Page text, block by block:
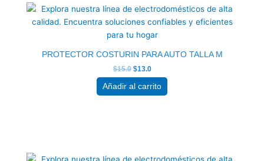
PROTECTOR COSTURIN PARA AUTO TALLA M
$15.0
original
era:
$15.0.
$13.0
actual
es:
$13.0.
Añadir al carrito
originalactual